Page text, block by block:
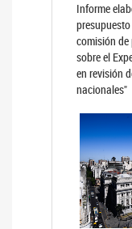
Informe
comisión de
sobre el
en revisión
nacionales"